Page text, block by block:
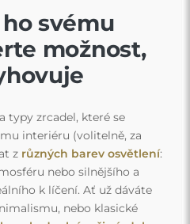
svému
možnost,
typy zrcadel, které se
interiéru (volitelně, za
z různých barev osvětlení:
nebo silnějšího a
k líčení. Ať už dáváte
nebo klasické